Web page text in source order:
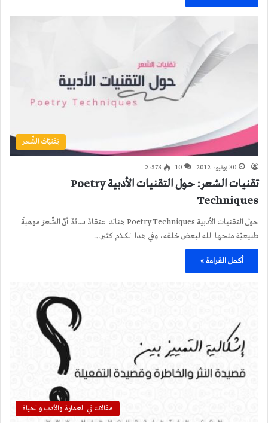
تِقنيَّاتُ الشِّعر
30 يونيو، 2012 10 2٬573
تقنيات الشعر: حول التقنيات الأدبية Poetry
Techniques
حول التقنيات الأدبية Poetry Techniques هناك اعتقادٌ سائدٌ أنّ الشِّعرَ موهبةٌ
طبيعيّة منحها الله لبعض خلقه، وفي هذا الكلام كثير…
أكمل القراءة »
مقالات في العمارة والأدب والحياة